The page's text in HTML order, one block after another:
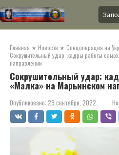
контенту
Главная ★ Новости ★ Спецоперация на
Сокрушительный удар: кадры работы
направлении
Сокрушительный удар:
«Малка» на Марьинском
Опубликовано: 29 сентября, 2022